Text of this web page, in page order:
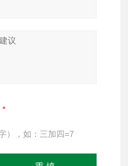
），如：三加四=7